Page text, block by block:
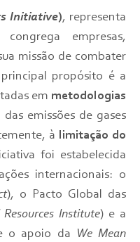
Initiative), representa
empresas,
missão de combater
propósito é a
em metodologias
emissões de gases
à limitação do
foi estabelecida
internacionais: o
), o Pacto Global das
Institute) e a
o apoio da
We Mean